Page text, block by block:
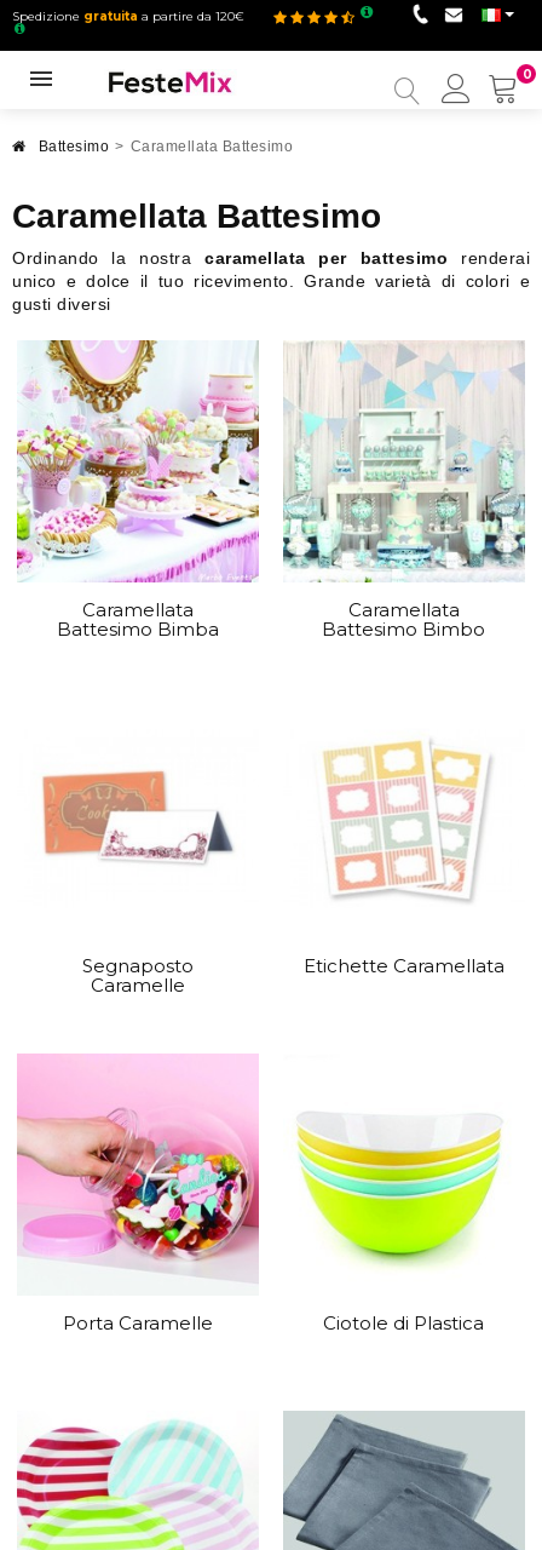
Spedizione gratuita a partire da 120€
0
mio
Battesimo > Caramellata Battesimo
Caramellata Battesimo
Ordinando la nostra caramellata per battesimo renderai
unico e dolce il tuo ricevimento. Grande varietà di colori e
gusti diversi
Caramellata
Battesimo Bimba
Caramellata
Battesimo Bimbo
Segnaposto
Caramelle
Etichette Caramellata
Porta Caramelle Ciotole di Plastica